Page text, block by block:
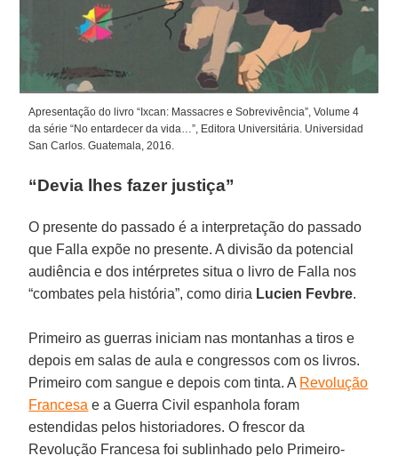
Apresentação do livro “Ixcan: Massacres e Sobrevivência”, Volume 4
da série “No entardecer da vida…”, Editora Universitária. Universidad
San Carlos. Guatemala, 2016.
“Devia lhes fazer justiça”
O presente do passado é a interpretação do passado
que Falla expõe no presente. A divisão da potencial
audiência e dos intérpretes situa o livro de Falla nos
“combates pela história”, como diria Lucien Fevbre.
Primeiro as guerras iniciam nas montanhas a tiros e
depois em salas de aula e congressos com os livros.
Primeiro com sangue e depois com tinta. A Revolução
Francesa e a Guerra Civil espanhola foram
estendidas pelos historiadores. O frescor da
Revolução Francesa foi sublinhado pelo Primeiro-